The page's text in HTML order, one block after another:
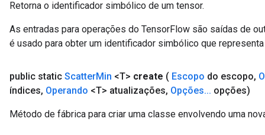
Retorna o identificador simbólico de um tensor.
As entradas para operações do TensorFlow são saídas de
é usado para obter um identificador simbólico que
public static ScatterMin <T> create ( Escopo do escopo,
índices, Operando <T> atualizações, Opções... opções)
Método de fábrica para criar uma classe envolvendo uma